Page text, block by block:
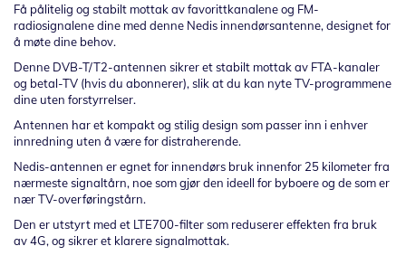
Få pålitelig og stabilt mottak av favorittkanalene og FM-
radiosignalene dine med denne Nedis innendørsantenne, designet for
å møte dine behov.
Denne DVB-T/T2-antennen sikrer et stabilt mottak av FTA-kanaler
og betal-TV (hvis du abonnerer), slik at du kan nyte TV-programmene
dine uten forstyrrelser.
Antennen har et kompakt og stilig design som passer inn i enhver
innredning uten å være for distraherende.
Nedis-antennen er egnet for innendørs bruk innenfor 25 kilometer fra
nærmeste signaltårn, noe som gjør den ideell for byboere og de som er
nær TV-overføringstårn.
Den er utstyrt med et LTE700-filter som reduserer effekten fra bruk
av 4G, og sikrer et klarere signalmottak.